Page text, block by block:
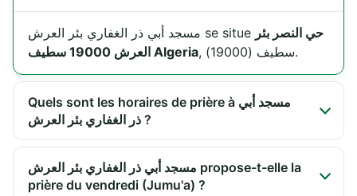
مسجد أبي ذر الغفاري بئر العرش se situe حي النصر بئر
العرش 19000 سطيف Algeria
, سطيف (19000).
Quels sont les horaires de prière à مسجد أبي
ذر الغفاري بئر العرش ?
مسجد أبي ذر الغفاري بئر العرش propose-t-elle la
prière du vendredi (Jumu'a) ?